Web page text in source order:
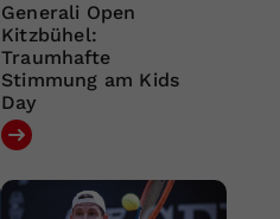
Generali Open
Kitzbühel:
Traumhafte
Stimmung am Kids
Day